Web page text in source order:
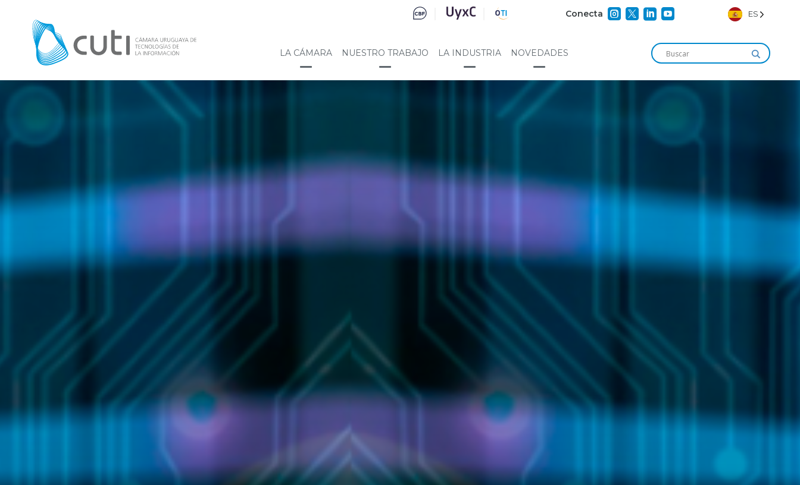
Conecta     ES
LA CÁMARA NUESTRO TRABAJO LA INDUSTRIA NOVEDADES